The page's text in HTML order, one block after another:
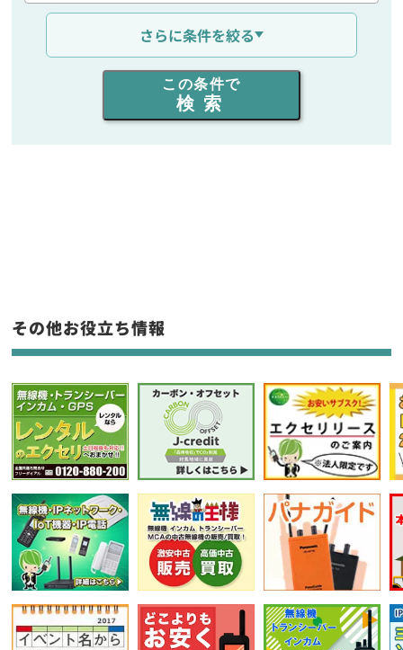
通信距離を選ぶ
出力を選ぶ
同時通話人数を選ぶ
フリーワード入力(製品名等)
選択条件をリセット
さらに条件を絞る
この条件で
検索
その他お役立ち情報